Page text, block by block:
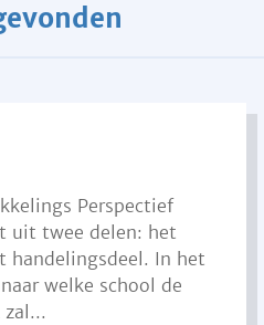
Perspectief
uit twee delen: het
handelingsdeel. In het
welke school de